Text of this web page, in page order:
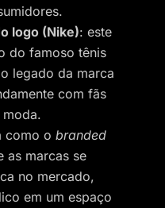
logo (Nike): este
do famoso tênis
legado da marca
com fãs
como o branded
as marcas se
no mercado,
em um espaço